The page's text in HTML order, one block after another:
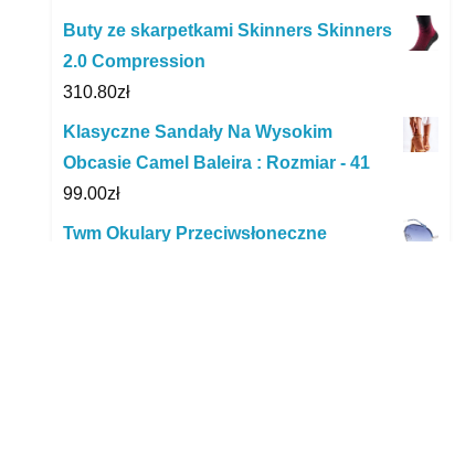
Buty ze skarpetkami Skinners Skinners
2.0 Compression
310.80zł
Klasyczne Sandały Na Wysokim
Obcasie Camel Baleira : Rozmiar - 41
99.00zł
Twm Okulary Przeciwsłoneczne